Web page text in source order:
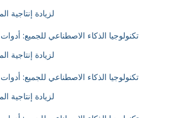
لزيادة إنتاجية
تكنولوجيا الذكاء الاصطناعي للجميع:
لزيادة إنتاجية
تكنولوجيا الذكاء الاصطناعي للجميع:
لزيادة إنتاجية